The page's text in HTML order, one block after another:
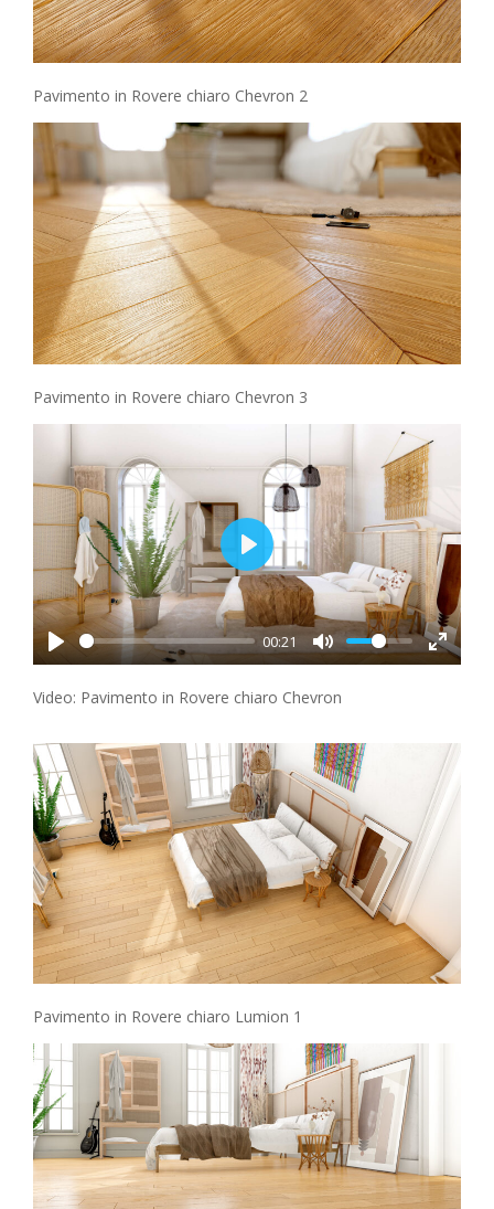
Pavimento in Rovere chiaro Chevron 2
Pavimento in Rovere chiaro Chevron 3
00:21
Play
Video: Pavimento in Rovere chiaro Chevron
Pavimento in Rovere chiaro Lumion 1